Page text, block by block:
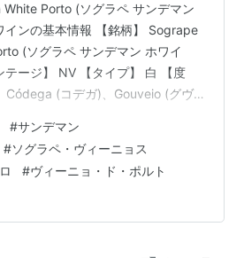
Porto (ソグラペ サンデマン
インの基本情報 【銘柄】 Sogrape
(ソグラペ サンデマン ホワイ
テージ】 NV 【タイプ】 白 【度
Códega (コデガ)、Gouveio (グヴ
ョ) 【生産者】 Sogrape Vinhos
ス) 【生産国】 Portugal (ポルト
(…
#サンデマン
#ソグラペ・ヴィーニョス
#ヴィーニョ・ド・ポルト